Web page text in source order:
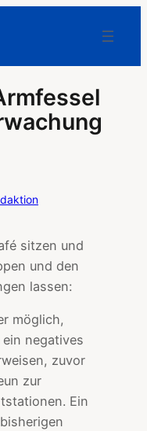
sitzen und
und den
lassen:
möglich,
negatives
zuvor
zur
Ein